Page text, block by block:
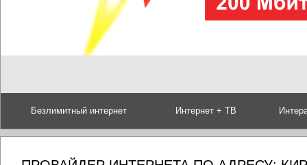
Безлимитный интернет Интернет + ТВ